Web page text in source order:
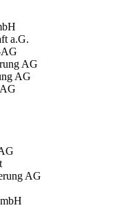
a.G.
AG
AG
AG
AG